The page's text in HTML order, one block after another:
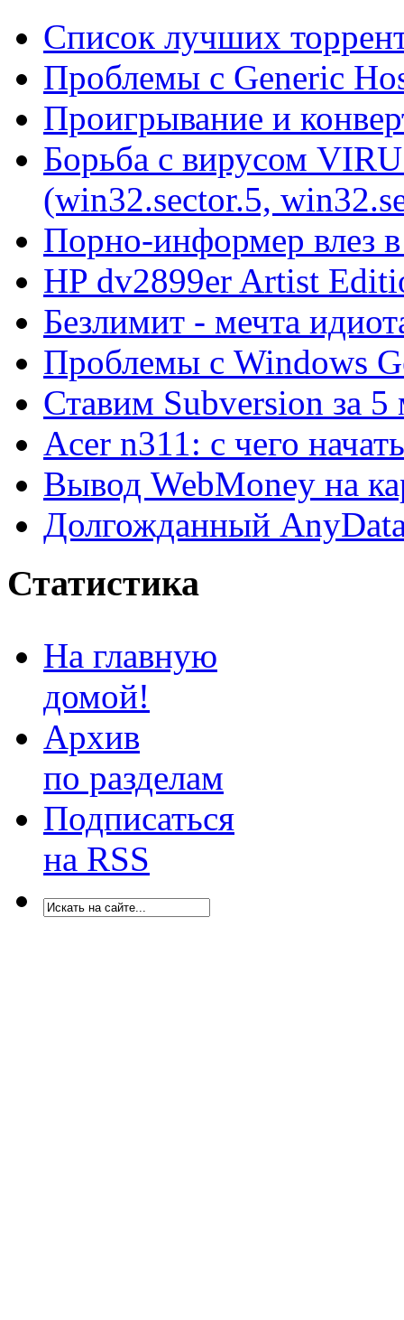
Список лучших
Проблемы с Generic
Проигрывание и
Борьба с вирусом
(win32.sector.5,
Порно-информер влез
HP dv2899er Artist
Безлимит - мечта
Проблемы с Windows
Ставим Subversion за 5
Acer n311: с чего начать
Вывод WebMoney на
Долгожданный
Статистика
На главную
домой!
Архив
по разделам
Подписаться
на RSS